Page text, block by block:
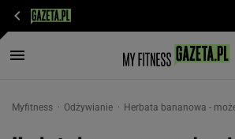
Myfitness Odżywianie Herbata bananowa -